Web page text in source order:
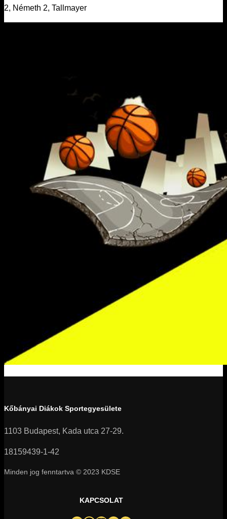
2, Németh 2, Tallmayer
Kőbányai Diákok Sportegyesülete
1103 Budapest, Kada utca 27-29.
18159439-1-42
Minden jog fenntartva © 2023 KDSE
KAPCSOLAT